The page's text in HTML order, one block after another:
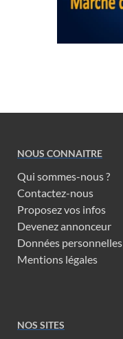
NOUS CONNAITRE
Qui sommes-nous ?
Contactez-nous
Proposez vos infos
Devenez annonceur
Données personnelles
Mentions légales
NOS SITES